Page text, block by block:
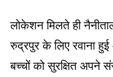
लोकेशन मिलते ही
रुद्रपुर के लिए रवाना
बच्चों को सुरक्षित अपने